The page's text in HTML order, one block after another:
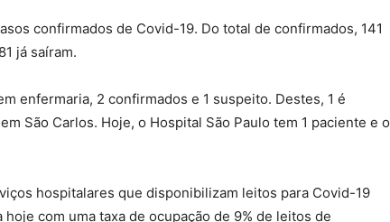
confirmados de Covid-19. Do total de confirmados, 141
já saíram.
enfermaria, 2 confirmados e 1 suspeito. Destes, 1 é
São Carlos. Hoje, o Hospital São Paulo tem 1 paciente e o
hospitalares que disponibilizam leitos para Covid-19
com uma taxa de ocupação de 9% de leitos de